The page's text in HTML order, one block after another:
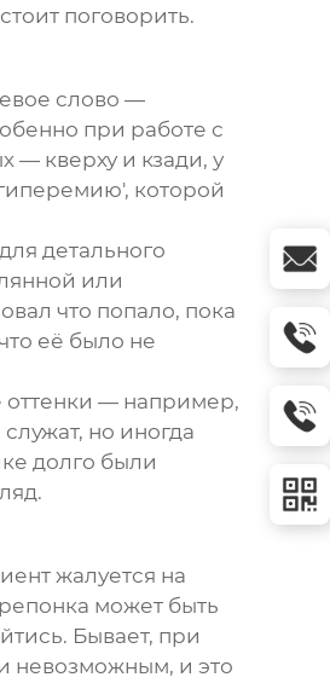
поговорить.
слово —
при работе с
— кверху и кзади, у
которой
детального
или
что попало, пока
её было не
оттенки — например,
но иногда
долго были
жалуется на
может быть
Бывает, при
невозможным, и это